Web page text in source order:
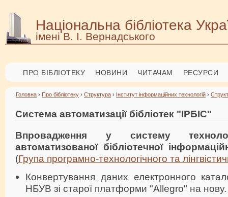
Національна бібліотека
імені В. І. Вернадського
ПРО БІБЛІОТЕКУ НОВИНИ ЧИТАЧАМ РЕСУРСИ
Головна › Про бібліотеку › Структура › Інститут інформаційних технологій ›
Система автоматизації бібліотек "ІРБІС"
Впровадження у систему
автоматизованої бібліотечної
(Група програмно-технологічного та
Конвертування даних електронного
НБУВ зі старої платформи "Allegro" на нову.